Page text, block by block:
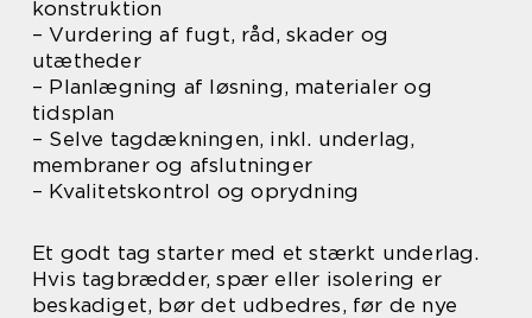
konstruktion
– Vurdering af fugt, råd, skader og
utætheder
– Planlægning af løsning, materialer og
tidsplan
– Selve tagdækningen, inkl. underlag,
membraner og afslutninger
– Kvalitetskontrol og oprydning
Et godt tag starter med et stærkt underlag.
Hvis tagbrædder, spær eller isolering er
beskadiget, bør det udbedres, før de nye